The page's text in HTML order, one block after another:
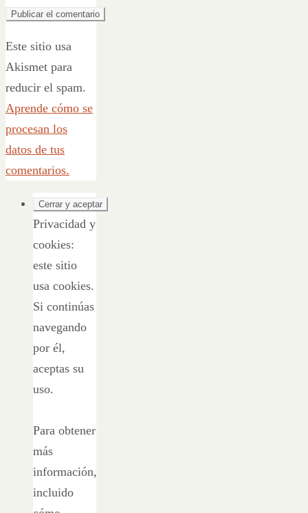
Este sitio usa
Akismet para
reducir el spam.
Aprende cómo se
procesan los
datos de tus
comentarios.
Privacidad y
cookies:
este sitio
usa cookies.
Si continúas
navegando
por él,
aceptas su
uso.
Para obtener
más
información,
incluido